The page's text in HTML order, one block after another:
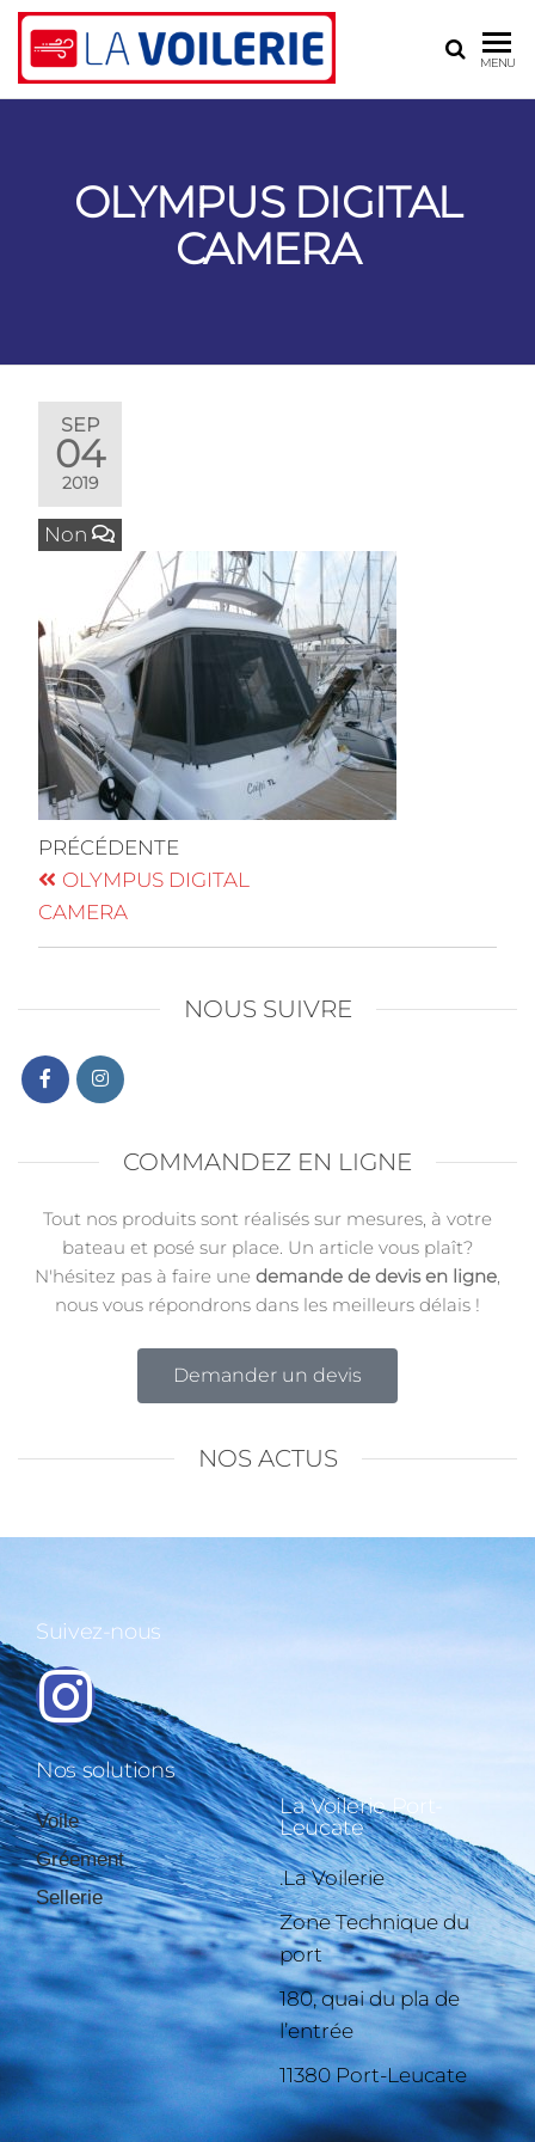
VOILERIE
ASSOCIÉS
gréement
MENU
OLYMPUS DIGITAL
CAMERA
SEP
04
2019
Non
PRÉCÉDENTE
OLYMPUS DIGITAL
CAMERA
NOUS SUIVRE
COMMANDEZ EN LIGNE
Tout nos produits sont réalisés sur mesures, à votre
bateau et posé sur place. Un article vous plaît?
N'hésitez pas à faire une demande de devis en ligne,
nous vous répondrons dans les meilleurs délais !
Demander un devis
NOS ACTUS
Suivez-nous
Nos solutions
Voile
Gréement
Sellerie
La Voilerie Port-
Leucate
.La Voilerie
Zone Technique du
port
180, quai du pla de
l’entrée
11380 Port-Leucate